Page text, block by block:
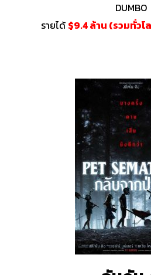
DUMBO
รายได้ $9.4 ล้าน (รวมทั่ว